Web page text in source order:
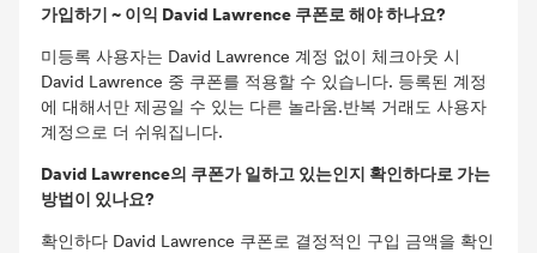
가입하기 ~ 이익 David Lawrence 쿠폰로 해야 하나요?
미등록 사용자는 David Lawrence 계정 없이 체크아웃 시
David Lawrence 중 쿠폰를 적용할 수 있습니다. 등록된 계정
에 대해서만 제공일 수 있는 다른 놀라움.반복 거래도 사용자
계정으로 더 쉬워집니다.
David Lawrence의 쿠폰가 일하고 있는인지 확인하다로 가는
방법이 있나요?
확인하다 David Lawrence 쿠폰로 결정적인 구입 금액을 확인